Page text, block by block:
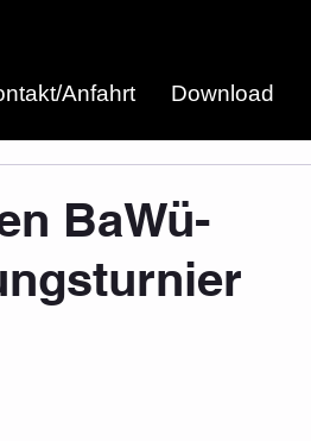
Anfahrt Download
BaWü-